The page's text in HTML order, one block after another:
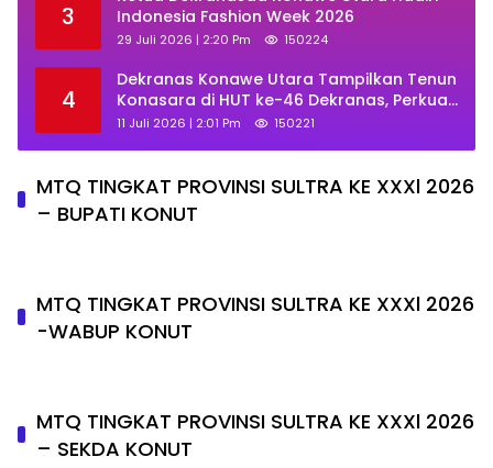
3
Indonesia Fashion Week 2026
29 Juli 2026 | 2:20 Pm 150224
4
Dekranas Konawe Utara Tampilkan Tenun
Konasara di HUT ke-46 Dekranas, Perkuat
Promosi UMKM Daerah
11 Juli 2026 | 2:01 Pm 150221
MTQ TINGKAT PROVINSI SULTRA KE XXXl 2026
– BUPATI KONUT
MTQ TINGKAT PROVINSI SULTRA KE XXXl 2026
-WABUP KONUT
MTQ TINGKAT PROVINSI SULTRA KE XXXl 2026
– SEKDA KONUT